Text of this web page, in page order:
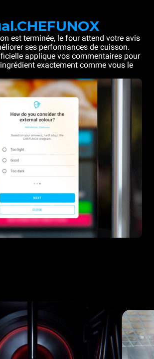
est terminée, le four attend votre avis
ses performances de cuisson.
applique vos commentaires pour
exactement comme vous le